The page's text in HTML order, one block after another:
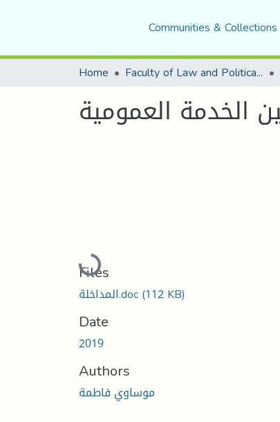
Communities & Collections
Home Faculty of Law and Political Science
Loading...
Files
المداخلة.doc(112 KB)
Date
2019
Authors
موساوي فاطمة